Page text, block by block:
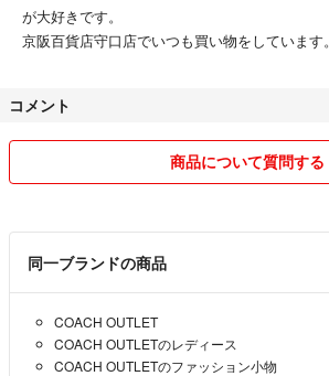
が大好きです。
京阪百貨店守口店でいつも買い物をしています。
コメント
商品について質問する
同一ブランドの商品
COACH OUTLET
COACH OUTLETのレディース
COACH OUTLETのファッション小物